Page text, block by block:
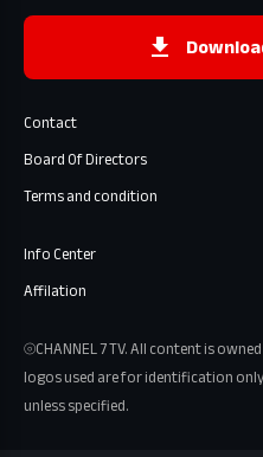
Contact
Board Of Directors
Terms and condition
Info Center
Affilation
⦾CHANNEL 7 TV. All content is
logos used are for identification
unless specified.